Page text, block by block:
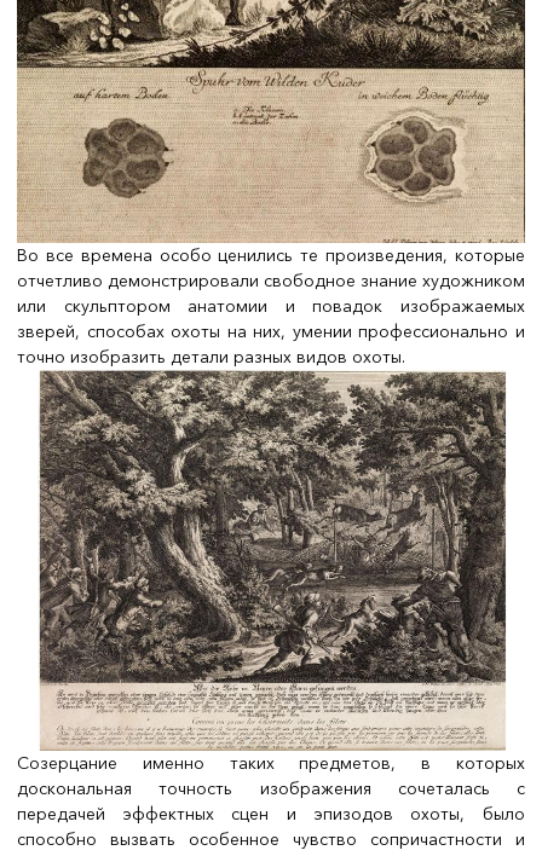
Во все времена особо ценились те произведения, которые
отчетливо демонстрировали свободное знание художником
или скульптором анатомии и повадок изображаемых
зверей, способах охоты на них, умении профессионально и
точно изобразить детали разных видов охоты.
Созерцание именно таких предметов, в которых
доскональная точность изображения сочеталась с
передачей эффектных сцен и эпизодов охоты, было
способно вызвать особенное чувство сопричастности и